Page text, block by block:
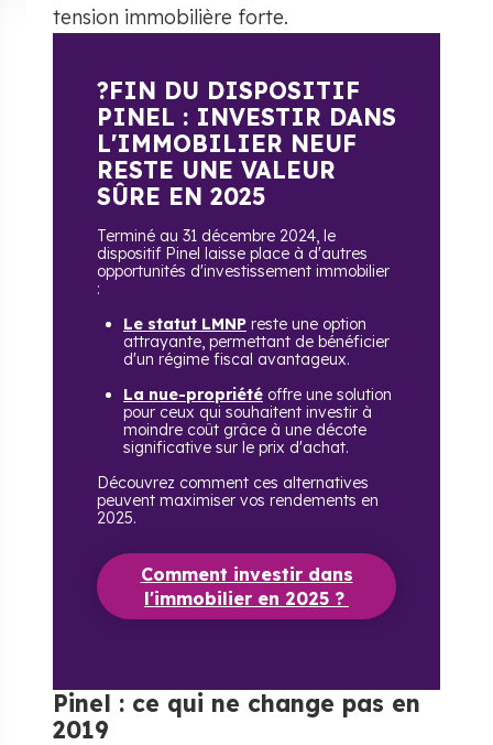
tension immobilière forte.
?FIN DU DISPOSITIF
PINEL : INVESTIR DANS
L'IMMOBILIER NEUF
RESTE UNE VALEUR
SÛRE EN 2025
Terminé au 31 décembre 2024, le
dispositif Pinel laisse place à d'autres
opportunités d'investissement immobilier
:
Le statut LMNP reste une option
attrayante, permettant de bénéficier
d'un régime fiscal avantageux.
La nue-propriété offre une solution
pour ceux qui souhaitent investir à
moindre coût grâce à une décote
significative sur le prix d'achat.
Découvrez comment ces alternatives
peuvent maximiser vos rendements en
2025.
Comment investir dans
l'immobilier en 2025 ?
Pinel : ce qui ne change pas en
2019